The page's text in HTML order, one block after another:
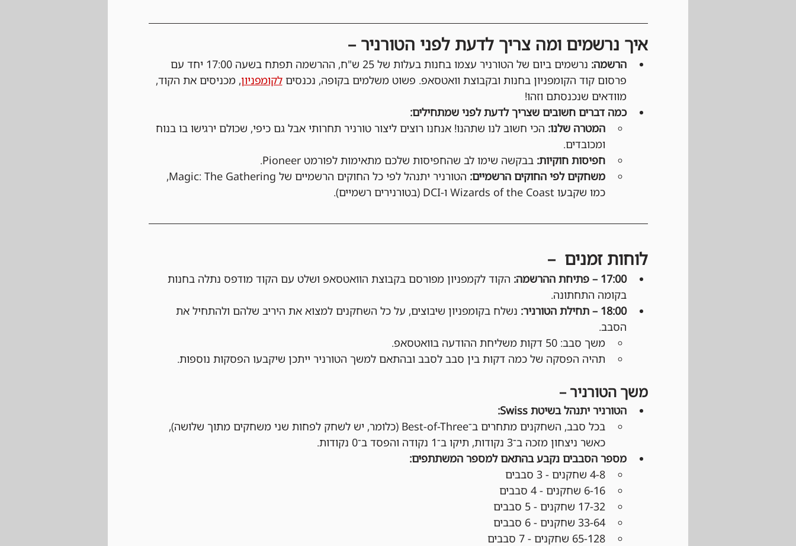
איך נרשמים ומה צריך לדעת לפני הטורניר –
הרשמה:
נרשמים ביום של הטורניר עצמו בחנות בעלות של 25 ש"ח, ההרשמה תפתח בשעה 17:00 יחד עם
פרסום קוד הקומפניון בחנות ובקבוצת וואטסאפ. פשוט משלמים בקופה, נכנסים לקומפניון, מכניסים את הקוד,
מוודאים שנכנסתם וזהו!
כמה דברים חשובים שצריך לדעת לפני שמתחילים:
המטרה שלנו: הכי חשוב לנו שתהנו! אנחנו רוצים ליצור טורניר תחרותי אבל גם כיפי, שכולם ירגישו בו בנוח
ומכובדים.
חפיסות חוקיות: בבקשה שימו לב שהחפיסות שלכם מתאימות לפורמט Pioneer.
משחקים לפי החוקים הרשמיים:
הטורניר יתנהל לפי כל החוקים הרשמיים של Magic: The Gathering,
כמו שקבעו Wizards of the Coast ו-DCI (בטורנירים רשמיים).
לוחות זמנים  –
17:00 – פתיחת ההרשמה:
הקוד לקמפניון מפורסם בקבוצת הוואטסאפ ושלט עם הקוד מודפס נתלה בחנות
בקומה התחתונה.
18:00 – תחילת הטורניר:
נשלח בקומפניון שיבוצים, על כל השחקנים למצוא את היריב שלהם ולהתחיל את
הסבב.
משך סבב: 50 דקות משליחת ההודעה בוואטסאפ.
תהיה הפסקה של כמה דקות בין סבב לסבב ובהתאם למשך הטורניר ייתכן שיקבעו הפסקות נוספות.
משך הטורניר –
הטורניר יתנהל בשיטת Swiss:
בכל סבב, השחקנים מתחרים ב־Best-of-Three (כלומר, יש לשחק לפחות שני משחקים מתוך שלושה),
כאשר ניצחון מזכה ב־3 נקודות, תיקו ב־1 נקודה והפסד ב־0 נקודות.
מספר הסבבים נקבע בהתאם למספר המשתתפים:
4-8 שחקנים - 3 סבבים
6-16 שחקנים - 4 סבבים
17-32 שחקנים - 5 סבבים
33-64 שחקנים - 6 סבבים
65-128 שחקנים - 7 סבבים